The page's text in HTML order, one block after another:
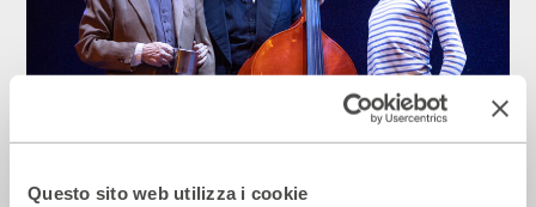
Questo sito web utilizza i cookie